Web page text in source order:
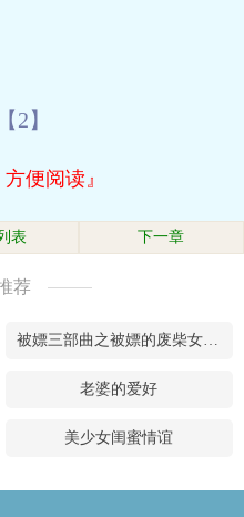
【2】
便阅读』
表 下一章
荐
被嫖三部曲之被嫖的废柴女帝（全）
老婆的爱好
美少女闺蜜情谊